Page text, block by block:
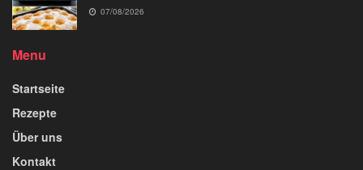
07/08/2026
Menu
Startseite
Rezepte
Über uns
Kontakt